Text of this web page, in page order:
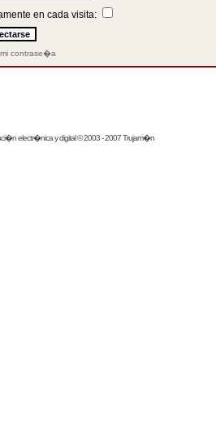
en cada visita:
contrase�a
electr�nica y digital © 2003 - 2007 Trujam�n